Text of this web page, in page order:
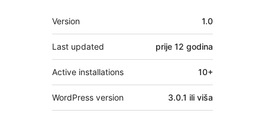
Meta
Version 1.0
Last updated prije 12 godina
Active installations 10+
WordPress version 3.0.1 ili viša